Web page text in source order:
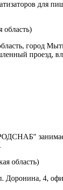
для
город
проезд,
область)
Доронина, 4,